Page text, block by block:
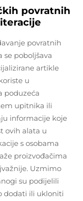
povratnih
povratnih
poboljšava
artikle
u
poduzeća
upitnika ili
informacije koje
ovih alata u
s osobama
proizvođačima
Uzmimo
su podijelili
dodati ili ukloniti